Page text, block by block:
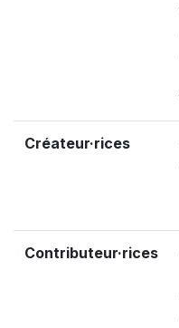
Créateur·rices
Contributeur·rices